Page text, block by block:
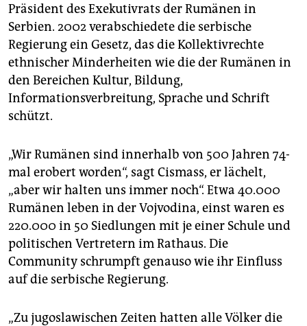
Präsident des Exekutivrats der Rumänen in
Serbien. 2002 verabschiedete die serbische
Regierung ein Gesetz, das die Kollektivrechte
ethnischer Minderheiten wie die der Rumänen in
den Bereichen Kultur, Bildung,
Informationsverbreitung, Sprache und Schrift
schützt.
„Wir Rumänen sind innerhalb von 500 Jahren 74-
mal erobert worden“, sagt Cismass, er lächelt,
„aber wir halten uns immer noch“. Etwa 40.000
Rumänen leben in der Vojvodina, einst waren es
220.000 in 50 Siedlungen mit je einer Schule und
politischen Vertretern im Rathaus. Die
Community schrumpft genauso wie ihr Einfluss
auf die serbische Regierung.
„Zu jugoslawischen ­Zeiten hatten alle Völker die